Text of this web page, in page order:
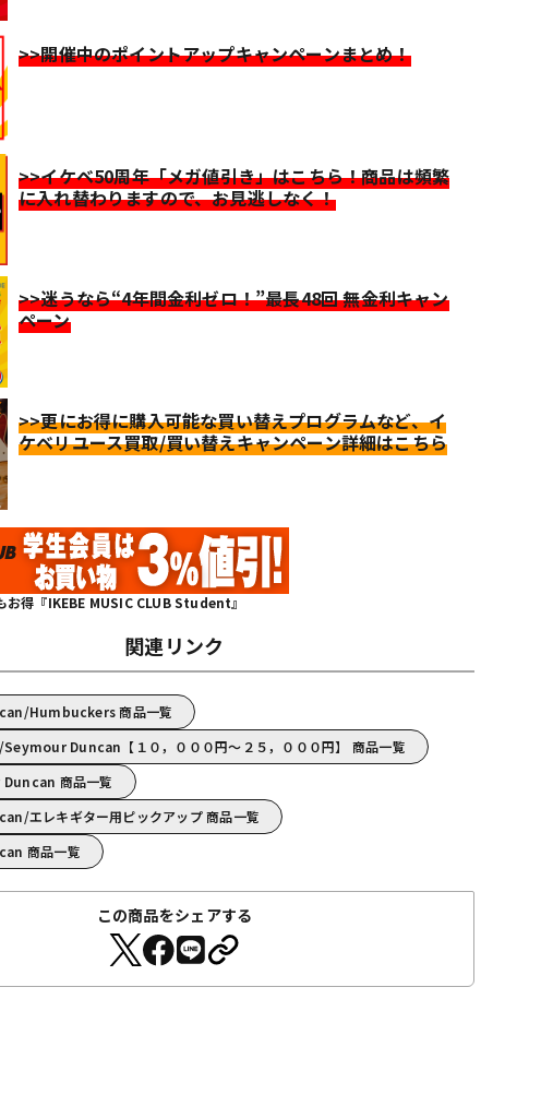
>>開催中のポイントアップキャンペーンまとめ！
>>イケベ50周年「メガ値引き」はこちら！商品は頻繁
に入れ替わりますので、お見逃しなく！
>>迷うなら“4年間金利ゼロ！”最長48回 無金利キャン
ペーン
>>更にお得に購入可能な買い替えプログラムなど、イ
ケベリユース買取/買い替えキャンペーン詳細はこちら
お得『IKEBE MUSIC CLUB Student』
関連リンク
Humbuckers 商品一覧
Seymour Duncan【１０，０００円～２５，０００円】 商品一覧
商品一覧
エレキギター用ピックアップ 商品一覧
商品一覧
この商品をシェアする